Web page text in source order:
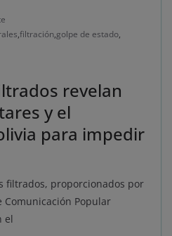
,filtración,golpe de estado,
revelan
y el
para impedir
filtrados, proporcionados por
Comunicación Popular
el